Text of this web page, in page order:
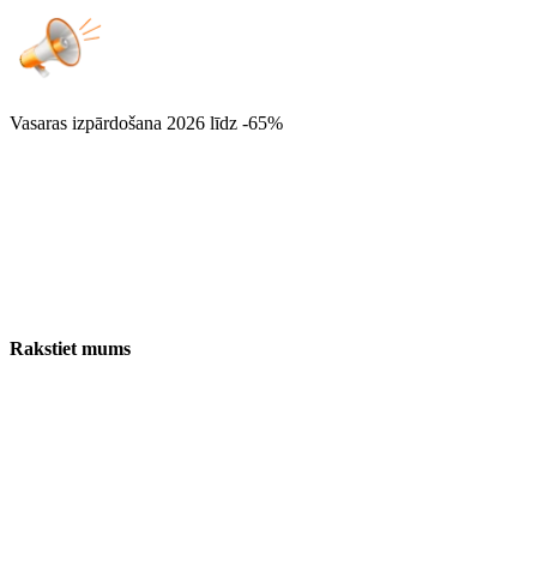
Vasaras izpārdošana 2026 līdz -65%
Rakstiet mums